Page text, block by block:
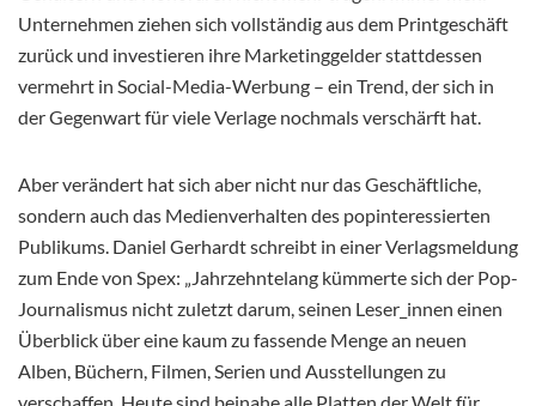
Unternehmen ziehen sich vollständig aus dem Printgeschäft
zurück und investieren ihre Marketinggelder stattdessen
vermehrt in Social-Media-Werbung – ein Trend, der sich in
der Gegenwart für viele Verlage nochmals verschärft hat.
Aber verändert hat sich aber nicht nur das Geschäftliche,
sondern auch das Medienverhalten des popinteressierten
Publikums. Daniel Gerhardt schreibt in einer Verlagsmeldung
zum Ende von Spex: „Jahrzehntelang kümmerte sich der Pop-
Journalismus nicht zuletzt darum, seinen Leser_innen einen
Überblick über eine kaum zu fassende Menge an neuen
Alben, Büchern, Filmen, Serien und Ausstellungen zu